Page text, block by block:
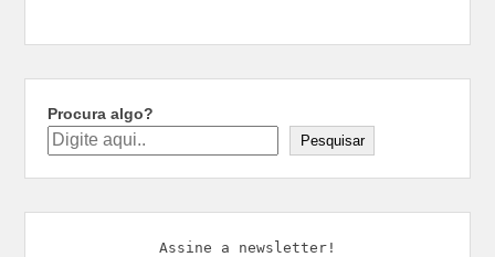
Procura algo?
Pesquisar
Assine a newsletter!